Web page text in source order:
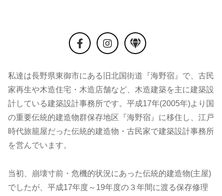
私達は長野県東御市にある旧北国街道『海野宿』で、古民
家再生や木造住宅・木造店舗など、木造建築を主に建築設
計している建築設計事務所です。平成17年(2005年)より国
の重要伝統的建造物群保存地区『海野宿』に移住し、江戸
時代旅籠屋だった伝統的建造物・古民家で建築設計事務所
を営んでいます。
当初、崩壊寸前・危機的状況にあった伝統的建造物(主屋)
でしたが、平成17年度～19年度の３年間に渡る保存修理